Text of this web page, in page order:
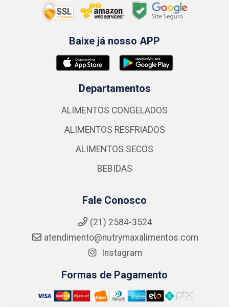
Baixe já nosso APP
Departamentos
ALIMENTOS CONGELADOS
ALIMENTOS RESFRIADOS
ALIMENTOS SECOS
BEBIDAS
Fale Conosco
(21) 2584-3524
atendimento@nutrymaxalimentos.com
Instagram
Formas de Pagamento